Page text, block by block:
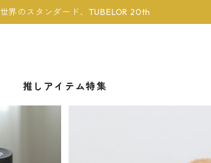
世界のスタンダード、TUBELOR 20th
推しアイテム特集